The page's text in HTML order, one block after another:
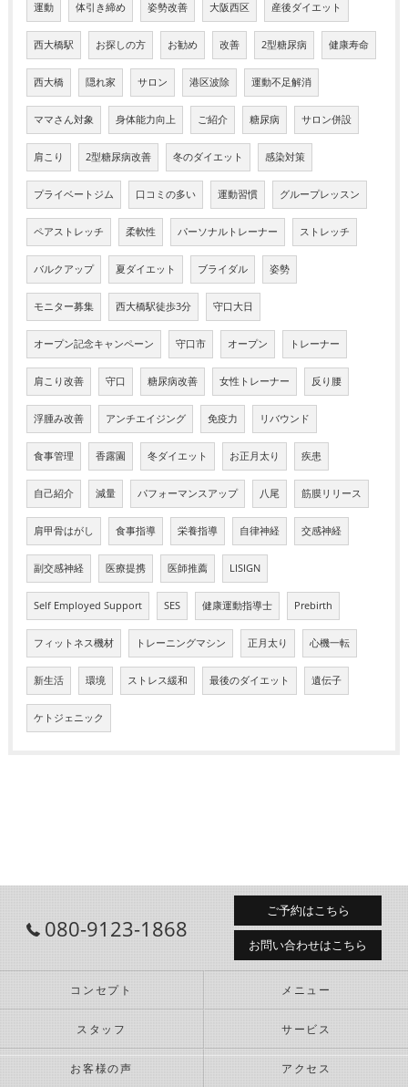
運動 体引き締め 姿勢改善 大阪西区 産後ダイエット
西大橋駅 お探しの方 お勧め 改善 2型糖尿病 健康寿命
西大橋 隠れ家 サロン 港区波除 運動不足解消
ママさん対象 身体能力向上 ご紹介 糖尿病 サロン併設
肩こり 2型糖尿病改善 冬のダイエット 感染対策
プライベートジム 口コミの多い 運動習慣 グループレッスン
ペアストレッチ 柔軟性 パーソナルトレーナー ストレッチ
バルクアップ 夏ダイエット ブライダル 姿勢
モニター募集 西大橋駅徒歩3分 守口大日
オープン記念キャンペーン 守口市 オープン トレーナー
肩こり改善 守口 糖尿病改善 女性トレーナー 反り腰
浮腫み改善 アンチエイジング 免疫力 リバウンド
食事管理 香露園 冬ダイエット お正月太り 疾患
自己紹介 減量 パフォーマンスアップ 八尾 筋膜リリース
肩甲骨はがし 食事指導 栄養指導 自律神経 交感神経
副交感神経 医療提携 医師推薦 LISIGN
Self Employed Support SES 健康運動指導士 Prebirth
フィットネス機材 トレーニングマシン 正月太り 心機一転
新生活 環境 ストレス緩和 最後のダイエット 遺伝子
ケトジェニック
080-9123-1868
ご予約はこちら
お問い合わせはこちら
コンセプト メニュー
スタッフ サービス
お客様の声 アクセス